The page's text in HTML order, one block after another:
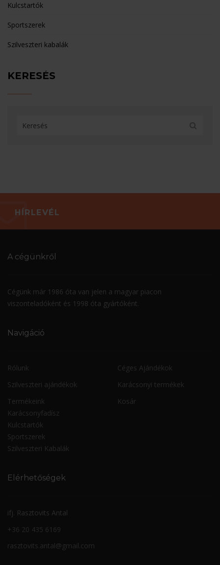
Kulcstartók
Sportszerek
Szilveszteri kabalák
KERESÉS
HÍRLEVÉL
A cégünkről
Cégünk már 1986 óta van jelen a magyar piacon
viszonteladóként és 1998 óta gyártóként.
Navigáció
Rólunk
Céges Ajándékok
Szilveszteri ajándékok
Karácsonyi termékek
Termékeink
Karácsonyfadísz
Kulcstartók
Sportszerek
Szilveszteri Kabalák
Kosár
Elérhetőségek
ifj. Rasztovits Antal
+36 20 435 6169
rasztovits.antal@gmail.com